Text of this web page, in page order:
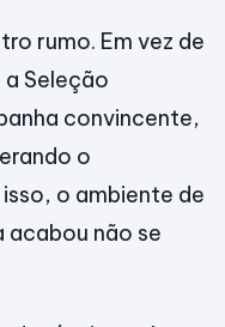
rumo. Em vez de
Seleção
convincente,
o
o ambiente de
acabou não se